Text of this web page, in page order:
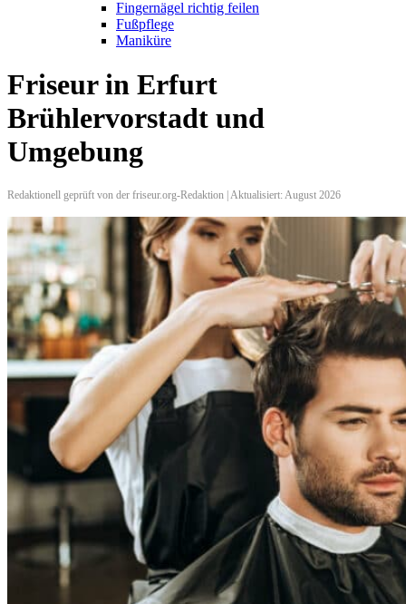
Fingernägel richtig feilen
Fußpflege
Maniküre
Friseur in Erfurt
Brühlervorstadt und
Umgebung
Redaktionell geprüft von der friseur.org-Redaktion | Aktualisiert: August 2026